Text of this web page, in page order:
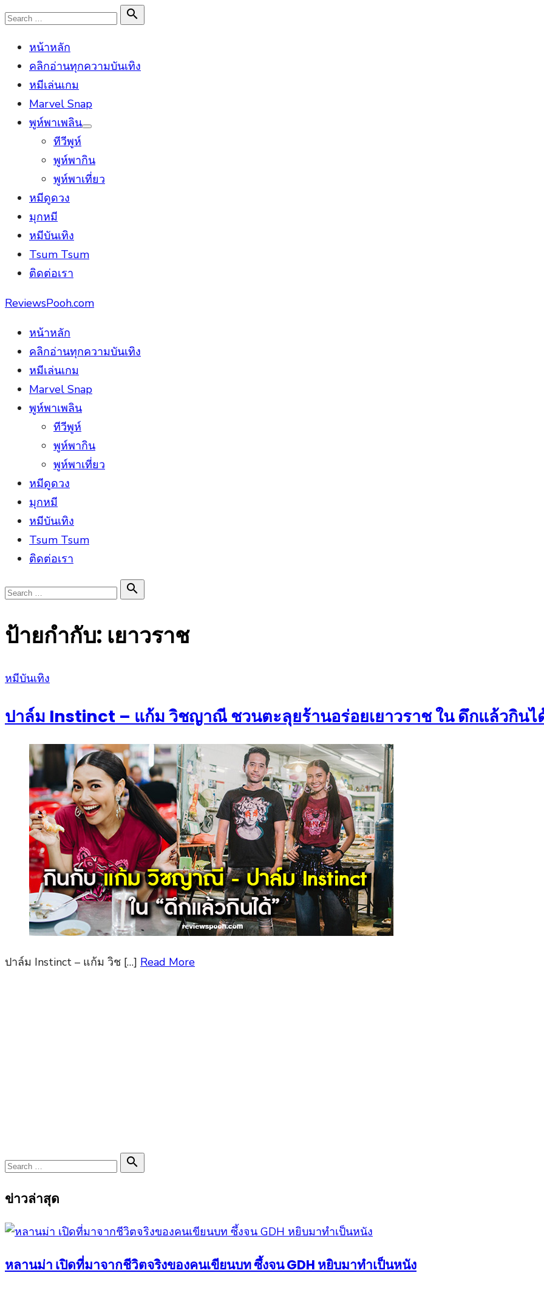
Skip
content
Search

Search
หน้าหลัก
คลิกอ่านทุกความบันเทิง
หมีเล่นเกม
Marvel Snap
พูห์พาเพลิน
Show
ทีวีพูห์
พูห์พากิน
พูห์พาเที่ยว
หมีดูดวง
มุกหมี
หมีบันเทิง
Tsum Tsum
ติดต่อเรา
ReviewsPooh.com
หน้าหลัก
คลิกอ่านทุกความบันเทิง
หมีเล่นเกม
Marvel Snap
พูห์พาเพลิน
ทีวีพูห์
พูห์พากิน
พูห์พาเที่ยว
หมีดูดวง
มุกหมี
หมีบันเทิง
Tsum Tsum
ติดต่อเรา
Search

Search
ป้ายกำกับ: เยาวราช
Posted
หมีบันเทิง
ปาล์ม Instinct – แก้ม วิชญาณี ชวนตะลุยร้านอร่อยเยาวราช ใน ดึกแล้วกินไ
ปาล์ม Instinct – แก้ม วิช […] Read More
Search

Search
ข่าวล่าสุด
หลานม่า เปิดที่มาจากชีวิตจริงของคนเขียนบท ซึ้งจน GDH หยิบมาทำเป็นหนัง